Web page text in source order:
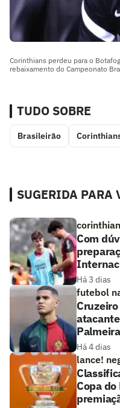
Corinthians perdeu para o
rebaixamento do Campeonato
TUDO SOBRE
Brasileirão
SUGERIDA PARA
Com
Há 3 dias
futebol
Há 4 dias
lance!
Copa